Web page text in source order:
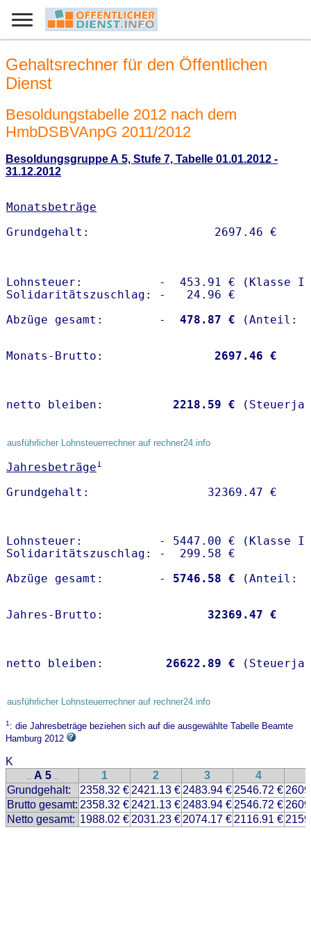
Gehaltsrechner für den Öffentlichen
Dienst
Besoldungstabelle 2012 nach dem
HmbDSBVAnpG 2011/2012
Besoldungsgruppe A 5, Stufe 7, Tabelle 01.01.2012 -
31.12.2012
Monatsbeträge
Lohnsteuer:           -  453.91 € (Klasse I)
Solidaritätszuschlag: -   24.96 €
Abzüge gesamt:        -
  478.87 €
Monats-Brutto: 2697.46 €
netto bleiben: 2218.59 €
ausführlicher Lohnsteuerrechner auf rechner24.info
Jahresbeträge1
Lohnsteuer:           - 5447.00 € (Klasse I)
Solidaritätszuschlag: -  299.58 €
Abzüge gesamt:        -
5746.58 €
Jahres-Brutto: 32369.47 €
netto bleiben: 26622.89 €
ausführlicher Lohnsteuerrechner auf rechner24.info
1: die Jahresbeträge beziehen sich auf die ausgewählte Tabelle Beamte
Hamburg 2012
K
.. A 5 .. 1 2 3 4
Grundgehalt:
2358.32 € 2421.13 € 2483.94 € 2546.72 €
Brutto gesamt: 2358.32 € 2421.13 € 2483.94 € 2546.72 €
Netto gesamt: 1988.02 € 2031.23 € 2074.17 € 2116.91 €